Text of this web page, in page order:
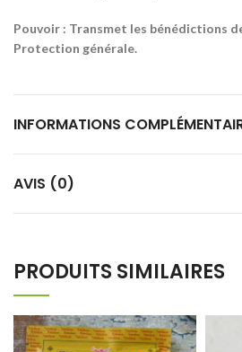
Pouvoir : Transmet les bénédictions
Protection générale.
INFORMATIONS
AVIS (0)
PRODUITS SIMILAIRES